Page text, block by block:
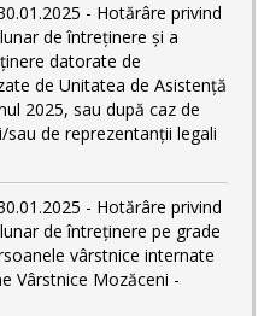
- Hotărâre privind
de întreținere și a
datorate de
de Unitatea de Asistență
2025, sau după caz de
de reprezentanții legali
- Hotărâre privind
de întreţinere pe grade
vârstnice internate
Vârstnice Mozăceni -